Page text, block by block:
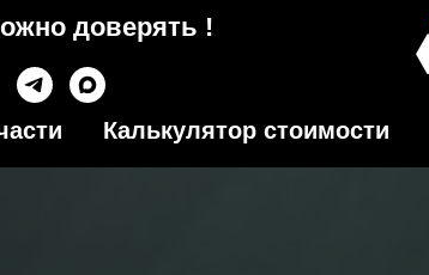
доверять !
Калькулятор стоимости